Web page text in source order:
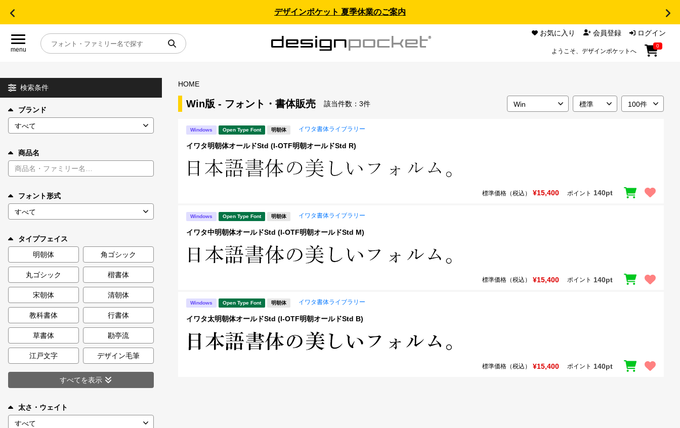
デザインポケット 夏季休業のご案内
menu
お気に入り 会員登録 ログイン
ようこそ、デザインポケットへ
0
目的別フォントガイド
特集
年間ライセンス商品
キャンペーン一覧
カート 0
マイページ
お気に入り
ご利用ガイド
お問い合わせ
検索条件
ブランド
商品名
フォント形式
タイプフェイス
明朝体
角ゴシック
丸ゴシック 楷書体
宋朝体 清朝体
教科書体 行書体
草書体 勘亭流
江戸文字 デザイン毛筆
すべてを表示
太さ・ウェイト
HOME
Win版 - フォント・書体販売 該当件数： 3件
Windows Open Type Font 明朝体 イワタ書体ライブラリー
イワタ明朝体オールドStd (I-OTF明朝オールドStd R)
標準価格（税込） ¥15,400 ポイント 140pt
Windows Open Type Font 明朝体 イワタ書体ライブラリー
イワタ中明朝体オールドStd (I-OTF明朝オールドStd M)
標準価格（税込） ¥15,400 ポイント 140pt
Windows Open Type Font 明朝体 イワタ書体ライブラリー
イワタ太明朝体オールドStd (I-OTF明朝オールドStd B)
標準価格（税込） ¥15,400 ポイント 140pt